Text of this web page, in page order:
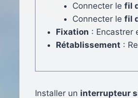
Connecter lefil
Connecter lefil
Fixation : Encastrer
Rétablissement :
Installer un interrupteur